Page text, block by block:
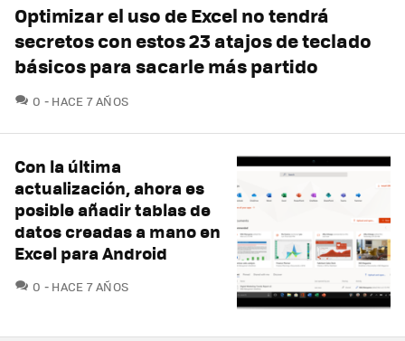
Optimizar el uso de Excel no tendrá
secretos con estos 23 atajos de teclado
básicos para sacarle más partido
0 COMENTARIOS
HACE 7 AÑOS
Con la última
actualización, ahora es
posible añadir tablas de
datos creadas a mano en
Excel para Android
0 COMENTARIOS
HACE 7 AÑOS